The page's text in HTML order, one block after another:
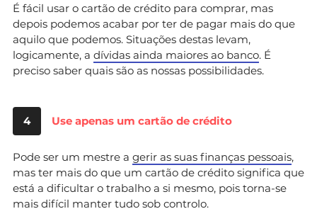
É fácil usar o cartão de crédito para comprar, mas
depois podemos acabar por ter de pagar mais do que
aquilo que podemos. Situações destas levam,
logicamente, a dívidas ainda maiores ao banco. É
preciso saber quais são as nossas possibilidades.
4 Use apenas um cartão de crédito
Pode ser um mestre a gerir as suas finanças pessoais,
mas ter mais do que um cartão de crédito significa que
está a dificultar o trabalho a si mesmo, pois torna-se
mais difícil manter tudo sob controlo.